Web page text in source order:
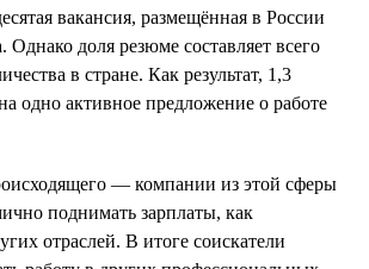
вакансия, размещённая в России
Однако доля резюме составляет всего
в стране. Как результат, 1,3
одно активное предложение о работе
— компании из этой сферы
поднимать зарплаты, как
отраслей. В итоге соискатели